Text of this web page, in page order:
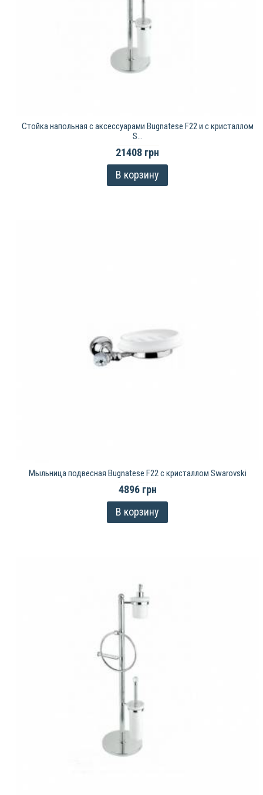
Стойка напольная с аксессуарами Bugnatese F22 и с кристаллом
S...
21408 грн
В корзину
Мыльница подвесная Bugnatese F22 с кристаллом Swarovski
4896 грн
В корзину